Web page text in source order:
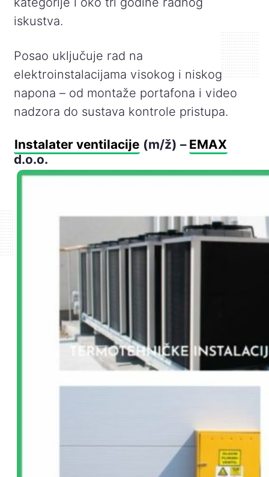
iskustva.
Posao uključuje rad na
elektroinstalacijama visokog i niskog
napona – od montaže portafona i video
nadzora do sustava kontrole pristupa.
Instalater ventilacije (m/ž) – EMAX
d.o.o.